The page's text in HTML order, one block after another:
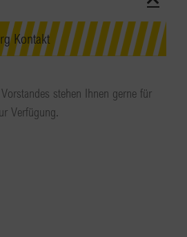
Kontakt
stehen Ihnen gerne für
Verfügung.